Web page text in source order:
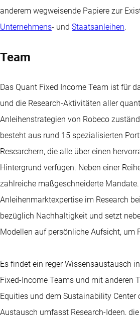
anderem wegweisende Papiere zur
Unternehmens- und Staatsanleihen.
Team
Das Quant Fixed Income Team ist für
und die Research-Aktivitäten aller
Anleihenstrategien von Robeco
besteht aus rund 15 spezialisierten
Researchern, die alle über einen
Hintergrund verfügen. Neben einer
zahlreiche maßgeschneiderte
Anleihenmarktexpertise im Research
bezüglich Nachhaltigkeit und setzt
Modellen auf persönliche Aufsicht, um
Es findet ein reger Wissensaustausch
Fixed-Income Teams und mit anderen
Equities und dem Sustainability Center
Austausch umfasst Research-Ideen,